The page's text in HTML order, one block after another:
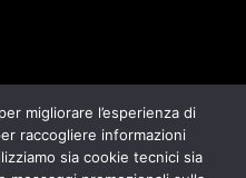
migliorare l’esperienza di
raccogliere informazioni
sia cookie tecnici sia